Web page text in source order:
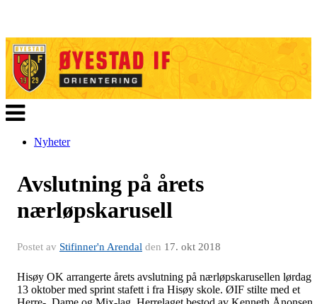
Veksle
navigasjon
Nyheter
Avslutning på årets
nærløpskarusell
Postet av Stifinner'n Arendal den 17. okt 2018
Hisøy OK arrangerte årets avslutning på nærløpskarusellen lørdag
13 oktober med sprint stafett i fra Hisøy skole. ØIF stilte med et